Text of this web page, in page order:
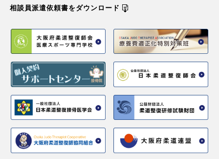
相談員派遣依頼書をダウンロード